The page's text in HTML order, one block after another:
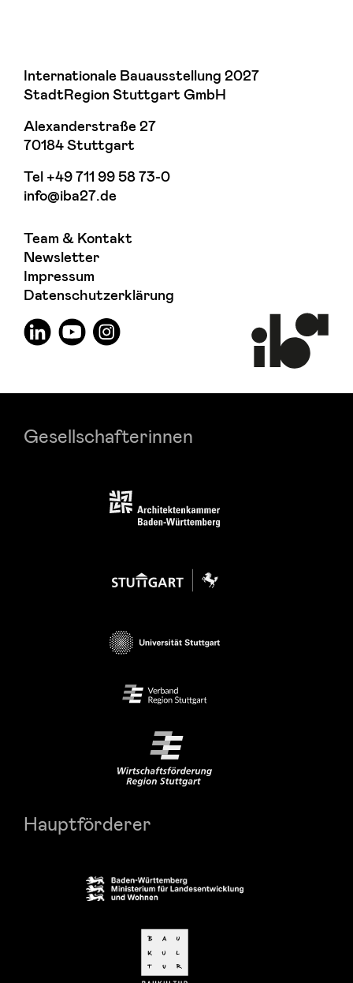
Internationale Bauausstellung 2027
StadtRegion Stuttgart GmbH
Alexanderstraße 27
70184 Stuttgart
Tel +49 711 99 58 73-0
info@iba27.de
Team & Kontakt
Newsletter
Impressum
Datenschutzerklärung
Gesellschafterinnen
Hauptförderer